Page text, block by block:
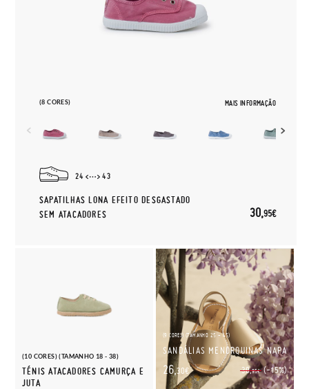
(8 CORES) MAIS INFORMAÇÃO
24 43
SAPATILHAS LONA EFEITO DESGASTADO
SEM ATACADORES
30,95€
(10 CORES) (TAMANHO 18 - 38)
TÉNIS ATACADORES CAMURÇA E
JUTA
(9 CORES) (TAMANHO 25 - 45)
SANDÁLIAS MENORQUINAS NAPA
30,95€ (-15%)
26,30€